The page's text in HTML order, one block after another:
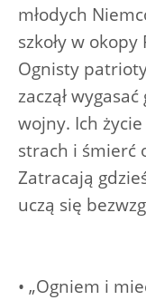
młodych
szkoły w
Ognisty
zaczął
wojny. Ich
strach i śmierć
Zatracają
uczą się
• „Ogniem i